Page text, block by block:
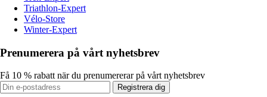
Triathlon-Expert
Vélo-Store
Winter-Expert
Prenumerera på vårt nyhetsbrev
Få 10 % rabatt när du prenumererar på vårt nyhetsbrev
Registrera dig